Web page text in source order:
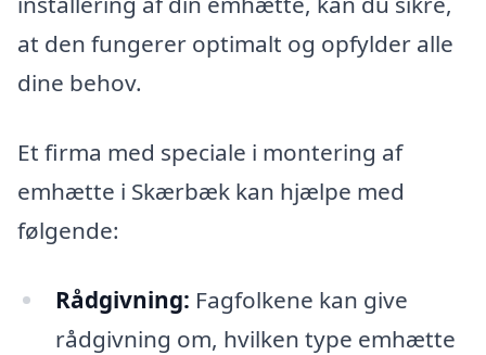
at den fungerer optimalt og opfylder alle
dine behov.
Et firma med speciale i montering af
emhætte i Skærbæk kan hjælpe med
følgende:
Rådgivning: Fagfolkene kan give
rådgivning om, hvilken type emhætte